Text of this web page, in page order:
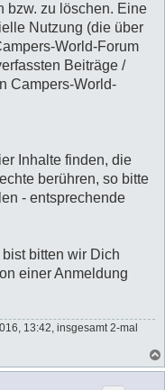
bzw. zu löschen. Eine
Nutzung (die über
World-Forum
Beiträge /
Campers-World-
Inhalte finden, die
berühren, so bitte
- entsprechende
bitten wir Dich
einer Anmeldung
13:42, insgesamt 2-mal